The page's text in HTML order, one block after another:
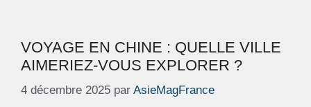
VOYAGE EN CHINE : QUELLE VILLE
AIMERIEZ-VOUS EXPLORER ?
4 décembre 2025 par AsieMagFrance